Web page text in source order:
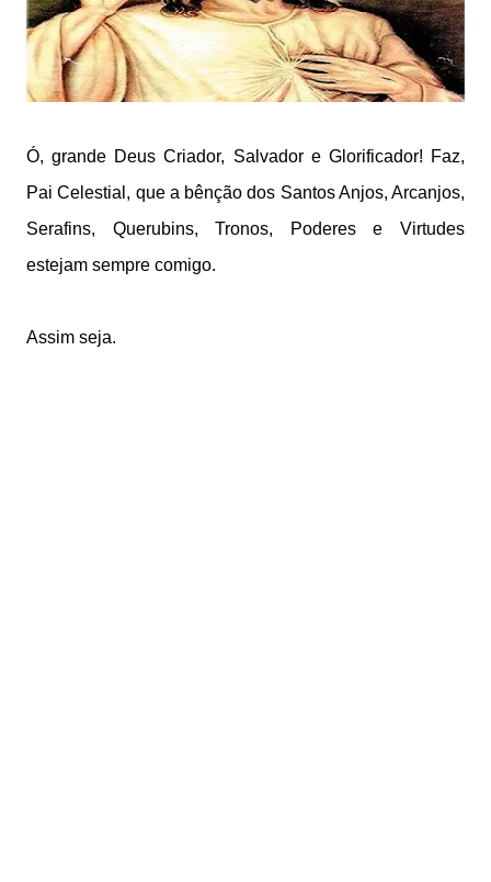
Ó, grande Deus Criador, Salvador e Glorificador! Faz,
PaiCelestial, que a bênção dos Santos Anjos, Arcanjos,
Serafins, Querubins,Tronos, Poderes e Virtudes
estejam sempre comigo.
Assim seja.